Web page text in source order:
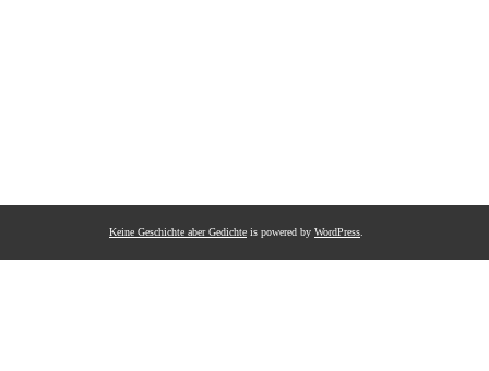
Keine Geschichte aber Gedichte is powered by WordPress